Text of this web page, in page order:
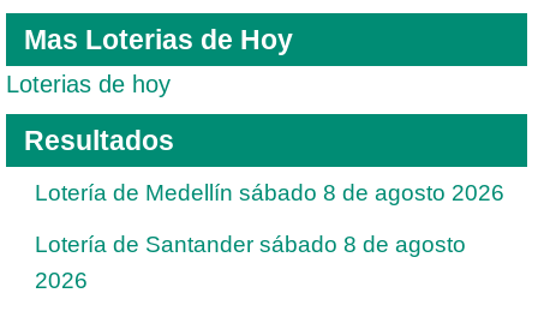
Mas Loterias de Hoy
Loterias de hoy
Resultados
Lotería de Medellín sábado 8 de agosto 2026
Lotería de Santander sábado 8 de agosto
2026